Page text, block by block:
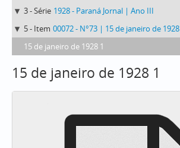
3 - Série 1928 - Paraná Jornal | Ano III
5 - Item 00072 - N°73 | 15 de janeiro de 1928
15 de janeiro de 1928 1
15 de janeiro de 1928 1